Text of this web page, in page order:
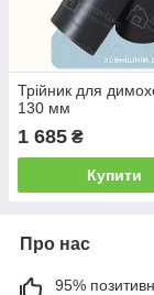
Трійник для
130 мм
1 685 ₴
Купити
Про нас
95%